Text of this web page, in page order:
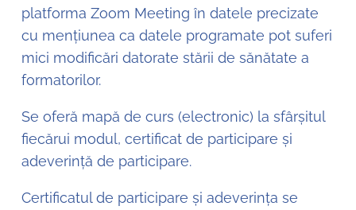
platforma Zoom Meeting în datele precizate
cu mențiunea ca datele programate pot suferi
mici modificări datorate stării de sănătate a
formatorilor.
Se oferă mapă de curs (electronic) la sfârșitul
fiecărui modul, certificat de participare și
adeverință de participare.
Certificatul de participare și adeverința se